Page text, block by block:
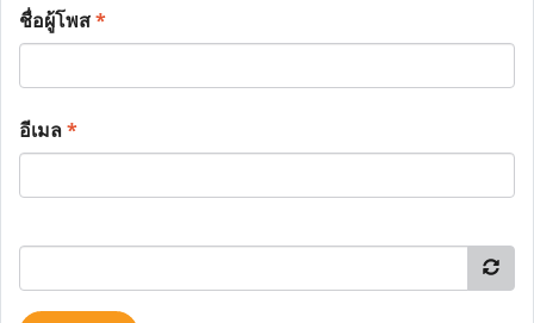
ชื่อผู้โพส*
อีเมล*